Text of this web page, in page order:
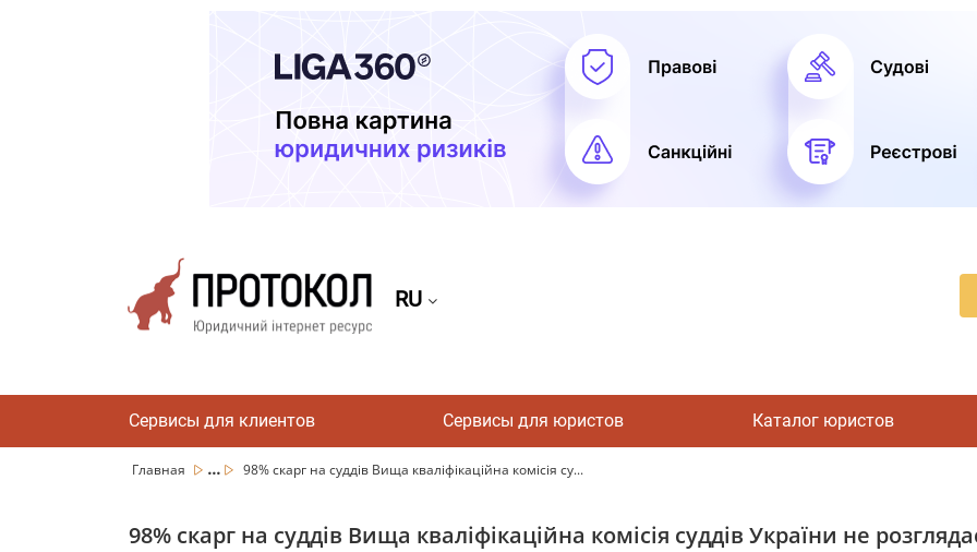
RU
Сервисы для клиентов Сервисы для юристов Каталог юристов
Главная ... 98% скарг на суддів Вища кваліфікаційна комісія су...
98% скарг на суддів Вища кваліфікаційна комісія суддів України не